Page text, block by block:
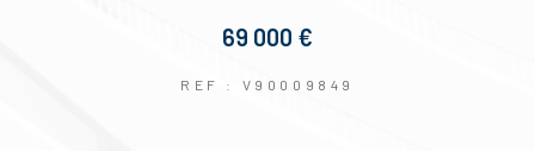
69 000 €
REF : V90009849